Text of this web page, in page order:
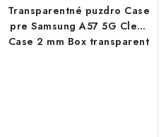
Transparentné puzdro Case
pre Samsung A57 5G Clear
Case 2 mm Box transparent